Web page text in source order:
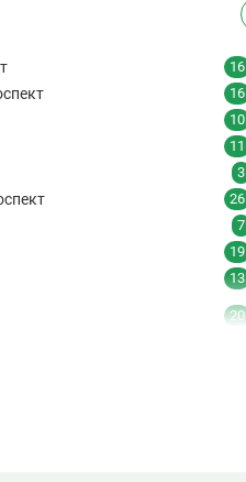
16
16
10
11
3
26
7
19
13
20